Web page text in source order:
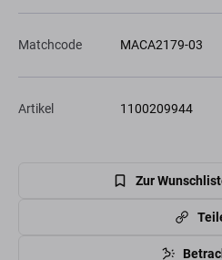
Matchcode MACA2179-03
Artikel 1100209944
Zur